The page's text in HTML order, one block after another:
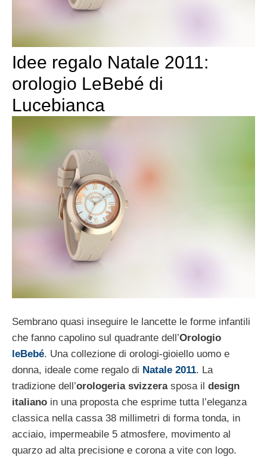
Idee regalo Natale 2011:
orologio LeBebé di
Lucebianca
Sembrano quasi inseguire le lancette le forme infantili
che fanno capolino sul quadrante dell’Orologio
leBebé. Una collezione di orologi-gioiello uomo e
donna, ideale come regalo di Natale 2011. La
tradizione dell’orologeria svizzerasposa il design
italiano in una proposta che esprime tutta l’eleganza
classica nella cassa 38 millimetri di forma tonda, in
acciaio, impermeabile 5 atmosfere, movimento al
quarzo ad alta precisione e corona a vite con logo.